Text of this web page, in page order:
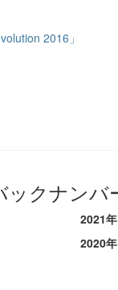
2016」
ックナンバ
2021年
2020年